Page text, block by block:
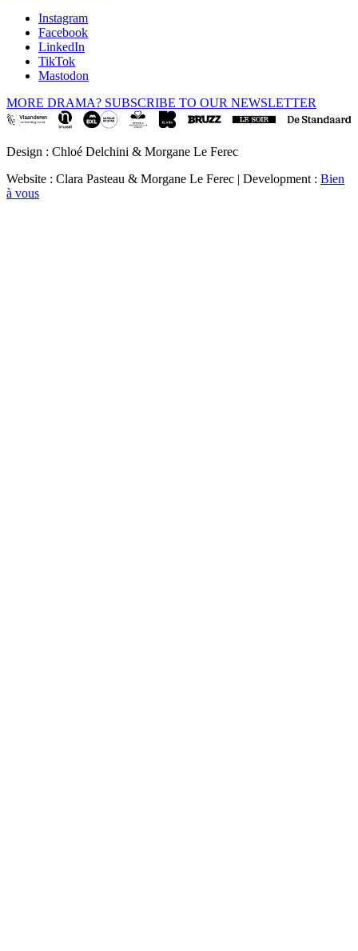
Instagram
Facebook
LinkedIn
TikTok
Mastodon
MORE DRAMA? SUBSCRIBE TO OUR NEWSLETTER
Design : Chloé Delchini & Morgane Le Ferec
Website : Clara Pasteau & Morgane Le Ferec | Development : Bien
à vous